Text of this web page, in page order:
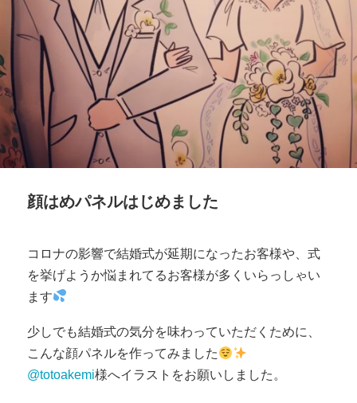
顔はめパネルはじめました
コロナの影響で結婚式が延期になったお客様や、式
を挙げようか悩まれてるお客様が多くいらっしゃい
ます
少しでも結婚式の気分を味わっていただくために、
こんな顔パネルを作ってみました
@totoakemi様へイラストをお願いしました。